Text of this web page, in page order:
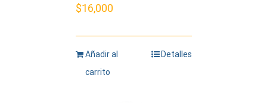
$16,000
Añadir al
carrito
Detalles